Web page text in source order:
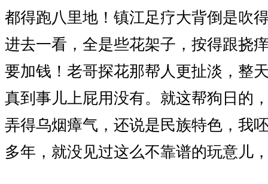
都得跑八里地！镇江足疗大背倒是吹
进去一看，全是些花架子，按得跟挠
要加钱！老哥探花那帮人更扯淡，整
真到事儿上屁用没有。就这帮狗日的
弄得乌烟瘴气，还说是民族特色，我
多年，就没见过这么不靠谱的玩意儿